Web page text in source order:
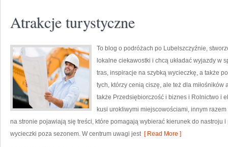
Atrakcje turystyczne
To blog o podróżach po Lubelszczyźnie,
lokalne ciekawostki i chcą układać wyjazdy w
tras, inspiracje na szybką wycieczkę, a także
tych, którzy cenią ciszę, ale też dla
także Przedsiębiorczość i biznes i Rolnictwo i
kusi urokliwymi miejscowościami, innym
na stronie pojawiają się treści, które pomagają wybierać kierunek do nastroju
wycieczki poza sezonem. W centrum uwagi jest[ Read More ]